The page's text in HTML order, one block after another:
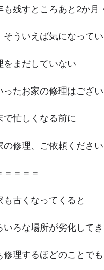
も残すところあと2か月
そういえば気になって
をまだしていない
ったお家の修理はござ
で忙しくなる前に
の修理、ご依頼くださ
＝＝＝＝
も古くなってくると
いろな場所が劣化してき
修理するほどのことで